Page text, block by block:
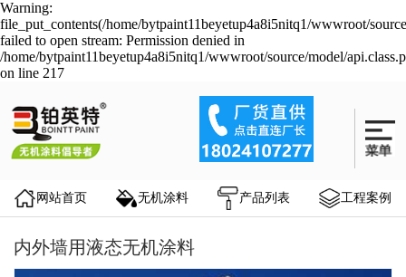
Warning:
file_put_contents(/home/bytpaint11beyetup4a8i5nitq1/wwwroot/
failed to open stream: Permission denied in
/home/bytpaint11beyetup4a8i5nitq1/wwwroot/source/model/
on line 217
网站首页 无机涂料 产品列表 工程案例
内外墙用液态无机涂料